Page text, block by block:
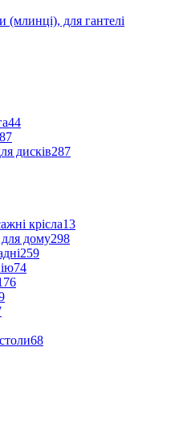
для гантелі
44
дисків287
крісла13
дому298
259
74
68